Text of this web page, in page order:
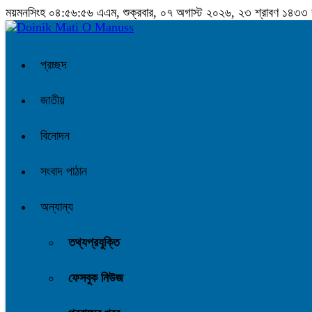
ময়মনসিংহ ০৪:৫৬:৫৭ এএম, শুক্রবার, ০৭ অগাস্ট ২০২৬, ২৩ শ্রাবণ ১৪৩৩
প্রচ্ছদ
জাতীয়
বিনোদন
সংবাদ পাঠান
অন্যান্য
তথ্যপ্রযুক্তি
ফেসবুক নিউজ